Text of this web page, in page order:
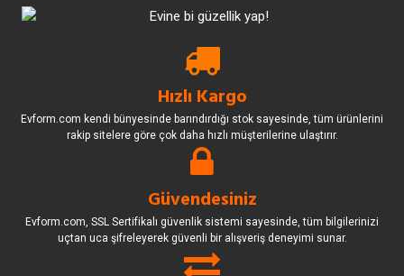
Hızlı Kargo
Evform.com kendi bünyesinde barındırdığı stok sayesinde, tüm ürünlerini
rakip sitelere göre çok daha hızlı müşterilerine ulaştırır.
Güvendesiniz
Evform.com, SSL Sertifikalı güvenlik sistemi sayesinde, tüm bilgilerinizi
uçtan uca şifreleyerek güvenli bir alışveriş deneyimi sunar.